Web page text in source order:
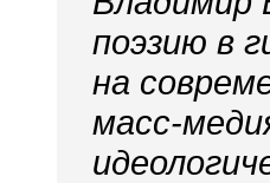
поэзию в
на
масс-